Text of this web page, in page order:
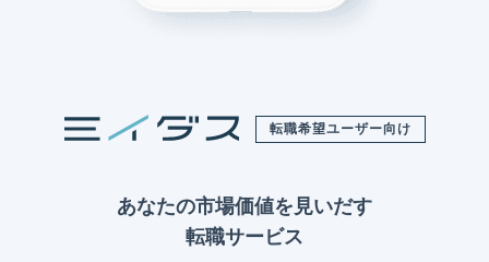
転職希望ユーザー向け
あなたの市場価値を見いだす
転職サービス